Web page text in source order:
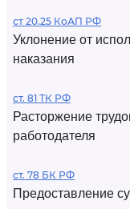
ст 20.25 КоАП РФ
Уклонение от
наказания
ст. 81 ТК РФ
Расторжение
работодателя
ст. 78 БК РФ
Предоставление